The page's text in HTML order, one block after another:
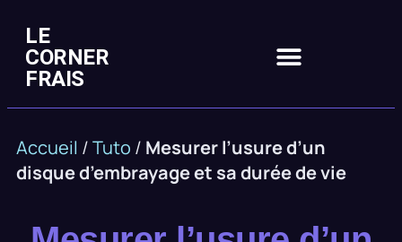
LE
CORNER
FRAIS
Accueil /Tuto / Mesurer l’usure d’un
disque d’embrayage et sa durée de vie